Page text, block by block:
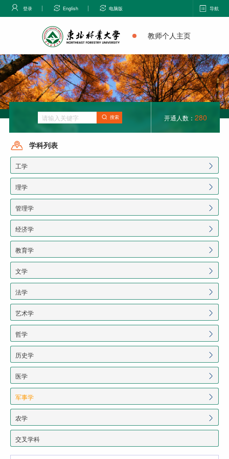
登录 English 电脑版 导航
教师个人主页
搜索 开通人数： 280
学科列表
工学
理学
管理学
经济学
教育学
文学
法学
艺术学
哲学
历史学
医学
军事学
农学
交叉学科